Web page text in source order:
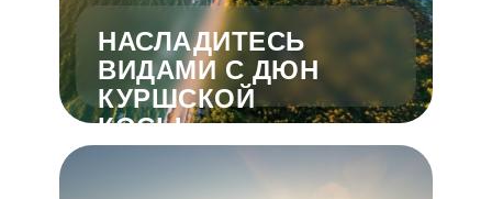
НАСЛАДИТЕСЬ
ВИДАМИ С ДЮН
КУРШСКОЙ
КОСЫ